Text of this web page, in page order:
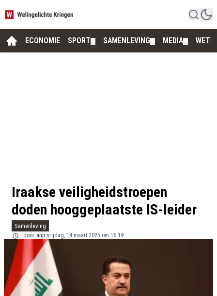
ECONOMIE SPORT SAMENLEVING MEDIA
Iraakse veiligheidstroepen
doden hooggeplaatste IS-leider
Samenleving
door anp vrijdag, 14 maart 2025 om 16:19